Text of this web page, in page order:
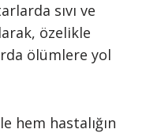
sıvı ve
özelikle
ölümlere yol
hem hastalığın